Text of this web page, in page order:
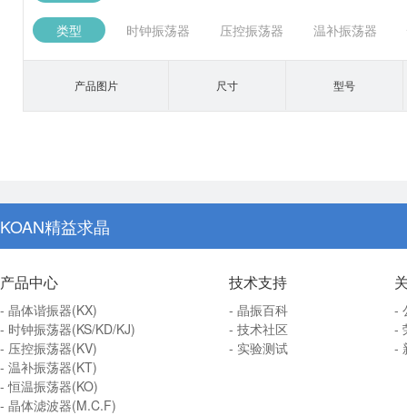
类型 时钟振荡器 压控振荡器 温补振荡器
产品图片 尺寸 型号
KOAN精益求晶
产品中心
- 晶体谐振器(KX)
- 时钟振荡器(KS/KD/KJ)
- 压控振荡器(KV)
- 温补振荡器(KT)
- 恒温振荡器(KO)
- 晶体滤波器(M.C.F)
技术支持
- 晶振百科
- 技术社区
- 实验测试
-
-
-